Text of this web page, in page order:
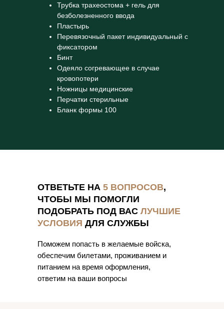
Трубка трахеостома + гель для
безболезненного ввода
Пластырь
Перевязочный пакет индивидуальный с
фиксатором
Бинт
Одеяло согревающее в случае
кровопотери
Ножницы медицинские
Перчатки стерильные
Бланк формы 100
ОТВЕТЬТЕ НА 5 ВОПРОСОВ,
ЧТОБЫ МЫ ПОМОГЛИ
ПОДОБРАТЬ ПОД ВАС ЛУЧШИЕ
УСЛОВИЯ ДЛЯ СЛУЖБЫ
Поможем попасть в желаемые войска,
обеспечим билетами, проживанием и
питанием на время оформления,
ответим на ваши вопросы